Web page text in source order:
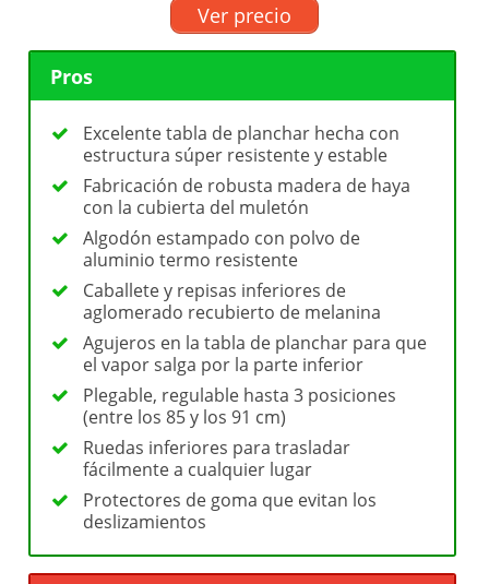
Ver precio
Pros
Excelente tabla de planchar hecha con
estructura súper resistente y estable
Fabricación de robusta madera de haya
con la cubierta del muletón
Algodón estampado con polvo de
aluminio termo resistente
Caballete y repisas inferiores de
aglomerado recubierto de melanina
Agujeros en la tabla de planchar para que
el vapor salga por la parte inferior
Plegable, regulable hasta 3 posiciones
(entre los 85 y los 91 cm)
Ruedas inferiores para trasladar
fácilmente a cualquier lugar
Protectores de goma que evitan los
deslizamientos